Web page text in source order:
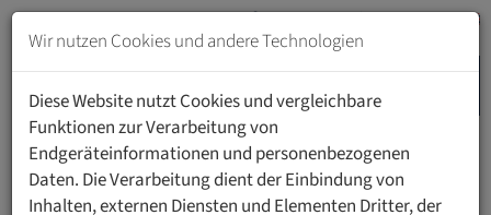
Zum
Inhalt
springen
Navigation
springen
HOME PERSONEN
Wir nutzen Cookies und andere Technologien
Diese Website nutzt Cookies und vergleichbare
Funktionen zur Verarbeitung von
Endgeräteinformationen und personenbezogenen
Daten. Die Verarbeitung dient der Einbindung von
Inhalten, externen Diensten und Elementen Dritter, der